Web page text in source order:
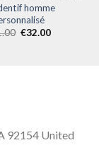
homme
€32.00
92154 United